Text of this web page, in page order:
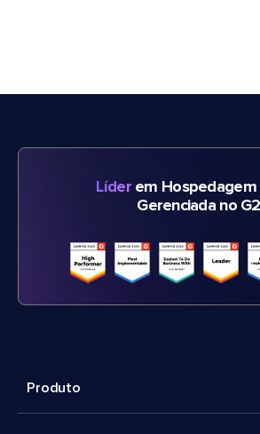
Líderem Hospedagem
Gerenciada no G2
Produto